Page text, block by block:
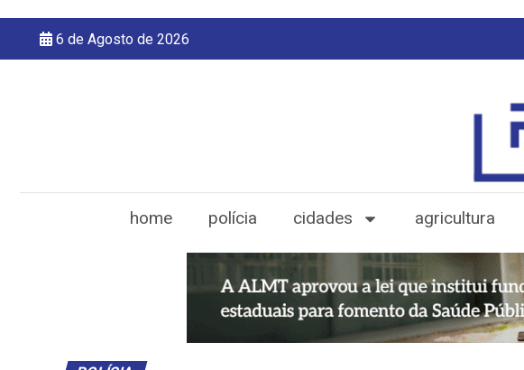
6 de Agosto de 2026
home polícia cidades agricultura